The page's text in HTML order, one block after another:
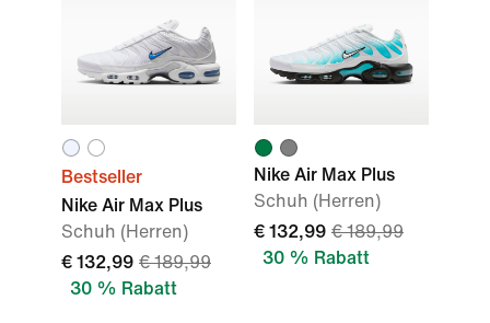
Bestseller
Nike Air Max Plus
Schuh (Herren)
€ 132,99 € 189,99
30 % Rabatt
Nike Air Max Plus
Schuh (Herren)
€ 132,99 € 189,99
30 % Rabatt